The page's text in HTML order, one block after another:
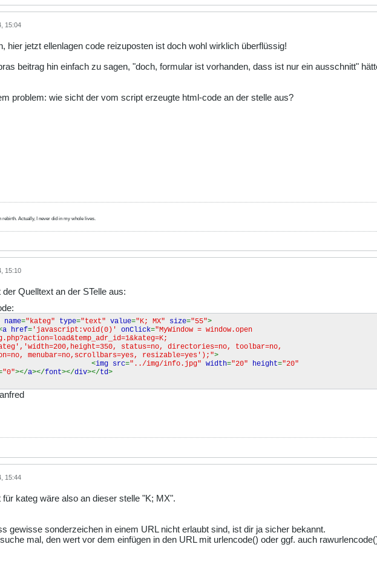
15:04
hier jetzt ellenlagen code reizuposten ist doch wohl wirklich überflüssig!
beitrag hin einfach zu sagen, "doch, formular ist vorhanden, dass ist nur ein ausschnitt"
problem: wie sicht der vom script erzeugte html-code an der stelle aus?
rebirth. Actually, I never did in my whole lives.
15:10
der Quelltext an der STelle aus:
="kateg" type="text" value="K; MX" size="55">
a href= 'javascript :void(0)' onClick="MyWindow = window.open
status=no, directories=no, toolbar=no,
menubar=no,scrollbars=yes, resizable=yes');">
img src="../img/info.jpg" width="20" height="20"
"0"></a></font></div></td>
15:44
für kateg wäre also an dieser stelle "K; MX".
gewisse sonderzeichen in einem URL nicht erlaubt sind, ist dir ja sicher bekannt.
mal, den wert vor dem einfügen in den URL mit urlencode() oder ggf. auch